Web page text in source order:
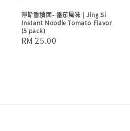
淨斯香積面- 番茄風味 | Jing Si
Instant Noodle Tomato Flavor
(5 pack)
Regular
RM 25.00